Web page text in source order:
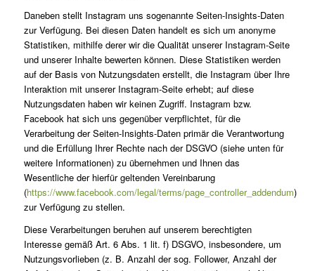
Daneben stellt Instagram uns sogenannte Seiten-Insights-Daten
zur Verfügung. Bei diesen Daten handelt es sich um anonyme
Statistiken, mithilfe derer wir die Qualität unserer Instagram-Seite
und unserer Inhalte bewerten können. Diese Statistiken werden
auf der Basis von Nutzungsdaten erstellt, die Instagram über Ihre
Interaktion mit unserer Instagram-Seite erhebt; auf diese
Nutzungsdaten haben wir keinen Zugriff. Instagram bzw.
Facebook hat sich uns gegenüber verpflichtet, für die
Verarbeitung der Seiten-Insights-Daten primär die Verantwortung
und die Erfüllung Ihrer Rechte nach der DSGVO (siehe unten für
weitere Informationen) zu übernehmen und Ihnen das
Wesentliche der hierfür geltenden Vereinbarung
(https://www.facebook.com/legal/terms/page_controller_addendum)
zur Verfügung zu stellen.
Diese Verarbeitungen beruhen auf unserem berechtigten
Interesse gemäß Art. 6 Abs. 1 lit. f) DSGVO, insbesondere, um
Nutzungsvorlieben (z. B. Anzahl der sog. Follower, Anzahl der